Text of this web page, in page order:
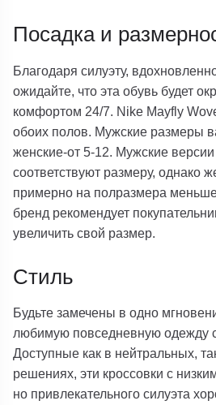
Посадка и
Благодаря силуэту,
ожидайте, что эта обувь будет
комфортом 24/7. Nike Mayfly
обоих полов. Мужские размеры
женские-от 5-12. Мужские
соответствуют размеру, однако
примерно на полразмера
бренд рекомендует
увеличить свой размер.
Стиль
Будьте замечены в одно
любимую повседневную одежду
Доступные как в нейтральных,
решениях, эти кроссовки с
но привлекательного силуэта